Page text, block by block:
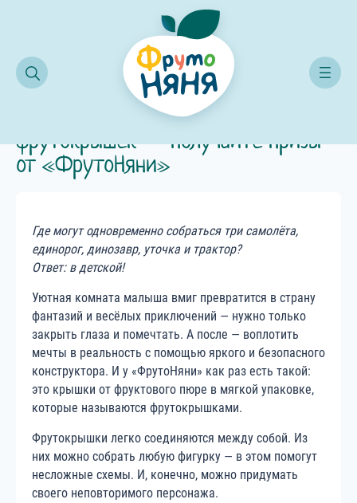
фигурки из фрутокрышек — получайте призы от «ФрутоНяни»
Собирайте фигурки из
фрутокрышек — получайте призы
от «ФрутоНяни»
Где могут одновременно собраться три самолёта,
единорог, динозавр, уточка и трактор?
Ответ: в детской!
Уютная комната малыша вмиг превратится в страну
фантазий и весёлых приключений — нужно только
закрыть глаза и помечтать. А после — воплотить
мечты в реальность с помощью яркого и безопасного
конструктора. И у «ФрутоНяни» как раз есть такой:
это крышки от фруктового пюре в мягкой упаковке,
которые называются фрутокрышками.
Фрутокрышки легко соединяются между собой. Из
них можно собрать любую фигурку — в этом помогут
несложные схемы. И, конечно, можно придумать
своего неповторимого персонажа.